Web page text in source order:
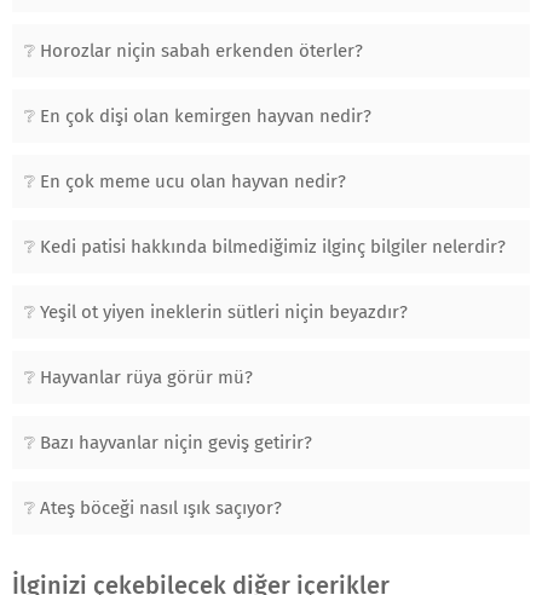
Horozlar niçin sabah erkenden öterler?
En çok dişi olan kemirgen hayvan nedir?
En çok meme ucu olan hayvan nedir?
Kedi patisi hakkında bilmediğimiz ilginç bilgiler nelerdir?
Yeşil ot yiyen ineklerin sütleri niçin beyazdır?
Hayvanlar rüya görür mü?
Bazı hayvanlar niçin geviş getirir?
Ateş böceği nasıl ışık saçıyor?
İlginizi çekebilecek diğer içerikler